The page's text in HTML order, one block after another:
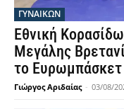
ΓΥΝΑΙΚΩΝ
Εθνική
Μεγάλης
το Ευρωμπάσκετ
Γιώργος Αριδαίας - 03/08/